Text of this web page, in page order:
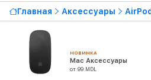
Главная Аксессуары
НОВИНКА
Mac Аксессуары
от 99 MDL